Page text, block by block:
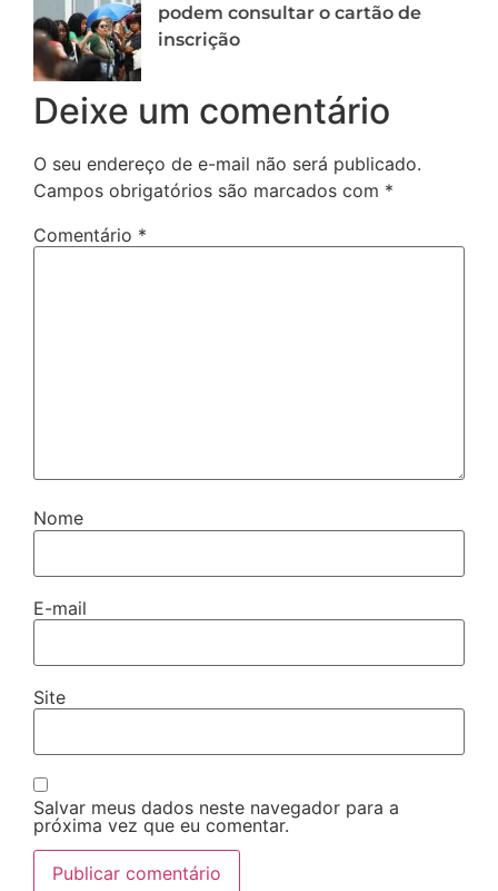
podem consultar o cartão de
inscrição
Deixe um comentário
O seu endereço de e-mail não será publicado.
Campos obrigatórios são marcados com *
Comentário *
Nome
E-mail
Site
Salvar meus dados neste navegador para a
próxima vez que eu comentar.